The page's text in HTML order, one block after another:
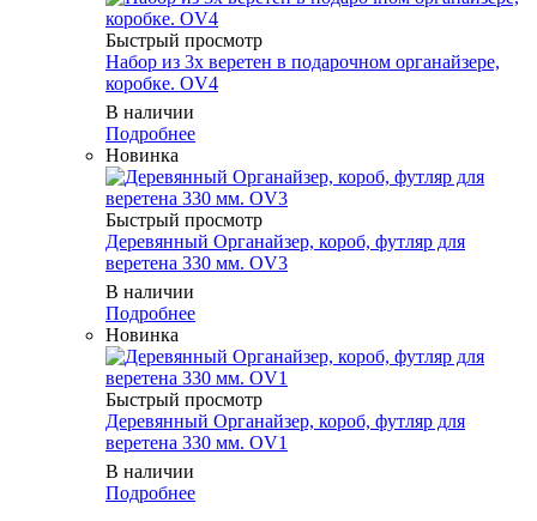
Быстрый просмотр
Набор из 3х веретен в подарочном органайзере,
коробке. OV4
В наличии
Подробнее
Новинка
Быстрый просмотр
Деревянный Органайзер, короб, футляр для
веретена 330 мм. OV3
В наличии
Подробнее
Новинка
Быстрый просмотр
Деревянный Органайзер, короб, футляр для
веретена 330 мм. OV1
В наличии
Подробнее